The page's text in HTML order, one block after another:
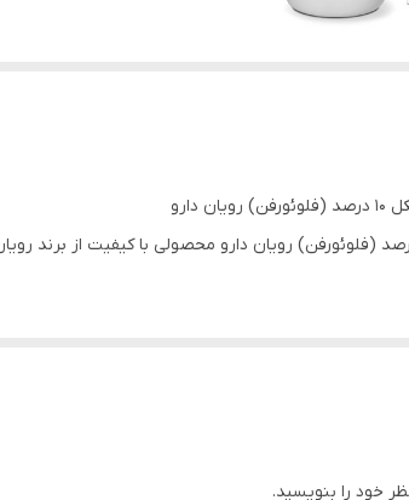
بیوتیک فلورفنیکل 10 درصد (فلوئورفن) رویان دارو محصولی با
خود را بنویسید.